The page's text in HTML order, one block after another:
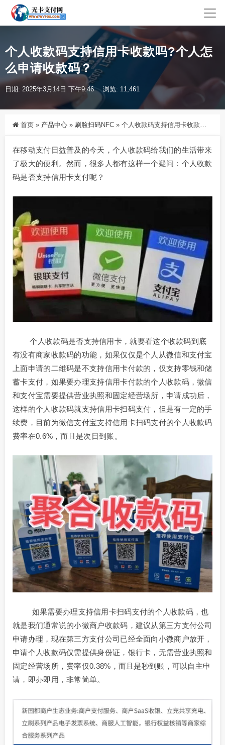
个人收款码支持信用卡收款吗?个人怎
么申请收款码？
日期: 2025年3月14日 下午9:46 浏览: 11,461
首页 » 产品中心 » 刷脸扫码NFC » 个人收款码支持信用卡收款吗?个人怎么申请收款码？
在移动支付日益普及的今天，个人收款码给我们的生活带来
了极大的便利。然而，很多人都有这样一个疑问：个人收款
码是否支持信用卡支付呢？
个人收款码是否支持信用卡，就要看这个收款码到底
有没有商家收款码的功能，如果仅仅是个人从微信和支付宝
上面申请的二维码是不支持信用卡付款的，仅支持零钱和储
蓄卡支付，如果要办理支持信用卡付款的个人收款码，微信
和支付宝需要提供营业执照和固定经营场所，申请成功后，
这样的个人收款码就支持信用卡扫码支付，但是有一定的手
续费，目前为微信支付宝支持信用卡扫码支付的个人收款码
费率在0.6%，而且是次日到账。
如果需要办理支持信用卡扫码支付的个人收款码，也
就是我们通常说的小微商户收款码，建议从第三方支付公司
申请办理，现在第三方支付公司已经全面向小微商户放开，
申请个人收款码仅需提供身份证，银行卡，无需营业执照和
固定经营场所，费率仅0.38%，而且是秒到账，可以自主申
请，即办即用，非常简单。